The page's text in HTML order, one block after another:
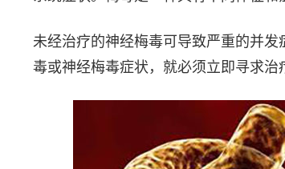
未经治疗的神经梅毒可导致严重的并
毒或神经梅毒症状，就必须立即寻求治